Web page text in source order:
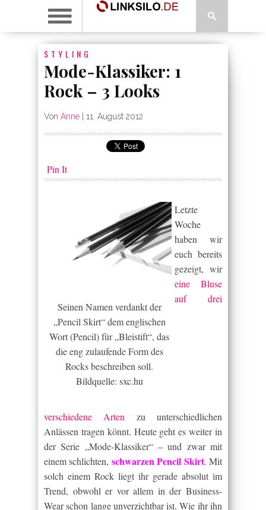
STYLING
Mode-Klassiker: 1
Rock – 3 Looks
Von Anne 11. August 2012
Pin It
Seinen Namen verdankt der
„Pencil Skirt“ dem englischen
Wort (Pencil) für „Bleistift“, das
die eng zulaufende Form des
Rocks beschreiben soll.
Bildquelle: sxc.hu
Letzte
Woche
haben wir
euch bereits
gezeigt, wir
eine Bluse
auf drei
verschiedene Arten zu unterschiedlichen
Anlässen tragen könnt. Heute geht es weiter in
der Serie „Mode-Klassiker“ – und zwar mit
einem schlichten, schwarzen Pencil Skirt. Mit
solch einem Rock liegt ihr gerade absolut im
Trend, obwohl er vor allem in der Business-
Wear schon lange unverzichtbar ist. Wie ihr ihn